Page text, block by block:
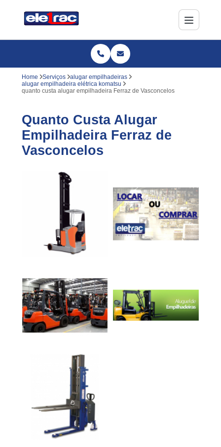
Home Serviços
alugar empilhadeiras
alugar empilhadeira elétrica komatsu
quanto custa alugar empilhadeira Ferraz de Vasconcelos
Quanto Custa Alugar
Empilhadeira Ferraz de
Vasconcelos